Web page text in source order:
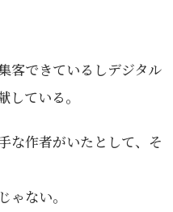
客できているしデジタル
ている。
な作者がいたとして、そ
ゃない。